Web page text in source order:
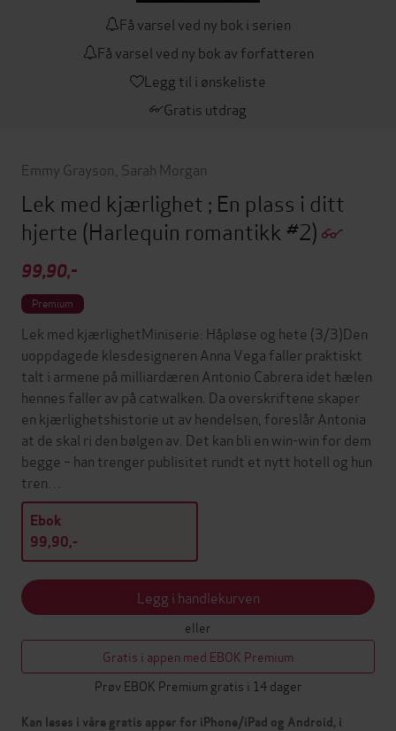
Få varsel ved ny bok i serien
Få varsel ved ny bok av forfatteren
Legg til i ønskeliste
Gratis utdrag
Emmy Grayson Sarah Morgan
Lek med kjærlighet ; En plass i ditt
hjerte (Harlequin romantikk #2)
99,90,-
Premium
Lek med kjærlighetMiniserie: Håpløse og hete (3/3)Den
uoppdagede klesdesigneren Anna Vega faller praktiskt
talt i armene på milliardæren Antonio Cabrera idet hælen
hennes faller av på catwalken. Da overskriftene skaper
en kjærlighetshistorie ut av hendelsen, foreslår Antonia
at de skal ri den bølgen av. Det kan bli en win-win for dem
begge – han trenger publisitet rundt et nytt hotell og hun
tren…
Ebok
99,90,-
Legg i handlekurven
eller
Gratis i appen med EBOK Premium
Prøv EBOK Premium gratis i 14 dager
Kan leses i våre gratis apper for iPhone/iPad og Android, i